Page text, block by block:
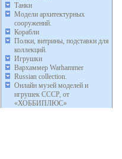
Танки
Модели архитектурных
сооружений.
Корабли
Полки, витрины, подставки для
коллекций.
Игрушки
Вархаммер Warhammer
Russian collection.
Онлайн музей моделей и
игрушек СССР, от
«ХОББИПЛЮС»